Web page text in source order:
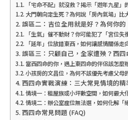
「宅命不配」就沒救？揭示「遊年九星」
大門朝向定生死？為何說「房內氣場」比
誤區二：吉位全用就是好？為何你
「生氣」催不動財？你可能犯了「宮位失
「延年」位放錯東西，如何讓感情關係走
誤區三：只顧自己，全家遭殃？西
當西四命的你，遇上東四命的伴侶該怎麼
小孩房的文昌位，為何不該優先考慮父母
西四命實戰演練：三大常見情境的
情境一：租屋族或小坪數空間，如何最大
情境二：辦公室座位無法選，如何化解「
西四命常見問題 (FAQ)